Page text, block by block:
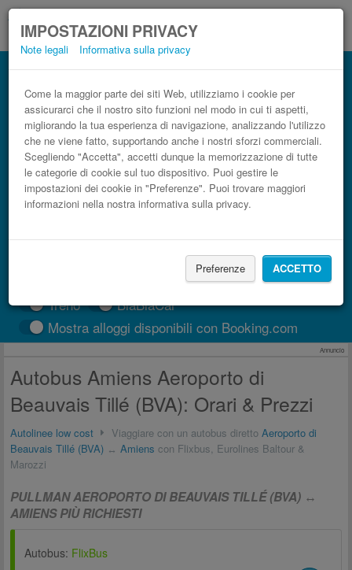
IMPOSTAZIONI PRIVACY
Note legali Informativa sulla privacy
Come la maggior parte dei siti Web, utilizziamo i cookie per
assicurarci che il nostro sito funzioni nel modo in cui ti aspetti,
migliorando la tua esperienza di navigazione, analizzando l'utilizzo
che ne viene fatto, supportando anche i nostri sforzi commerciali.
Scegliendo "Accetta", accetti dunque la memorizzazione di tutte
le categorie di cookie sul tuo dispositivo. Puoi gestire le
impostazioni dei cookie in "Preferenze". Puoi trovare maggiori
informazioni nella nostra informativa sulla privacy.
Preferenze ACCETTO
Autobus Aeroporto di Beauvais Tillé
(BVA) Amiens low cost
Prenota il biglietto del pullman più economico
CERCA LE CORSE
Treno
BlaBlaCar
Mostra alloggi disponibili con Booking.com
Annuncio
Autobus Amiens Aeroporto di
Beauvais Tillé (BVA): Orari & Prezzi
Autolinee low cost Viaggiare con un autobus diretto Aeroporto di
Beauvais Tillé (BVA) ↔ Amiens con Flixbus, Eurolines Baltour &
Marozzi
PULLMAN AEROPORTO DI BEAUVAIS TILLÉ (BVA) ↔
AMIENS PIÙ RICHIESTI
Autobus: FlixBus